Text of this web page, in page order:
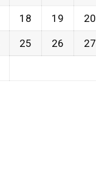
18 19 20
25 26 27